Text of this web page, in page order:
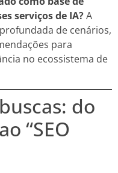
serviços de IA?A
de cenários,
para
no ecossistema de
do
“SEO